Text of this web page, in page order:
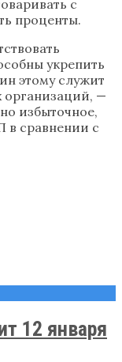
с
проценты.
укрепить
этому служит
организаций, —
избыточное,
в сравнении с
12 января